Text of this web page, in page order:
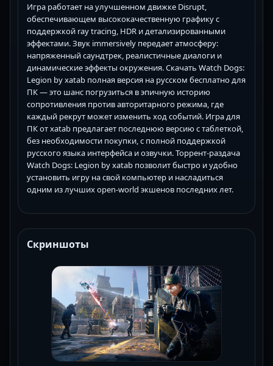
Игра работает на улучшенном движке Disrupt,
обеспечивающем высококачественную графику с
поддержкой ray tracing, HDR и детализированными
эффектами. Звук immersively передает атмосферу:
напряженный саундтрек, реалистичные диалоги и
динамические эффекты окружения. Скачать Watch Dogs:
Legion by xatab полная версия на русском бесплатно для
ПК — это шанс погрузиться в эпичную историю
сопротивления против авторитарного режима, где
каждый рекрут может изменить ход событий. Игра для
ПК от xatab предлагает последнюю версию с таблеткой,
без необходимости покупки, с полной поддержкой
русского языка интерфейса и озвучки. Торрент-раздача
Watch Dogs: Legion by xatab позволит быстро и удобно
установить игру на свой компьютер и насладиться
одним из лучших open-world экшенов последних лет.
Скриншоты